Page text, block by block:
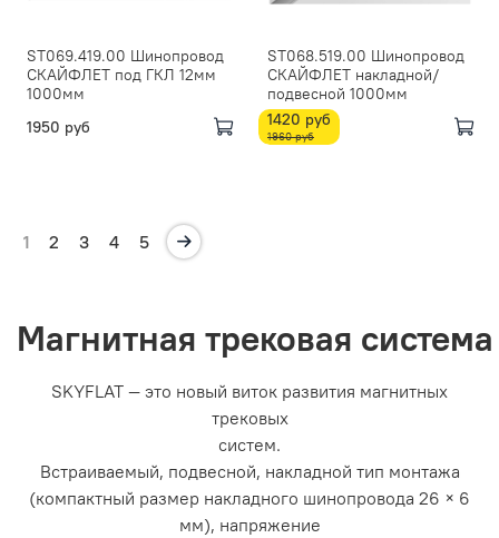
ST069.419.00 Шинопровод
СКАЙФЛЕТ под ГКЛ 12мм
1000мм
1950 руб
ST068.519.00 Шинопровод
СКАЙФЛЕТ накладной/
подвесной 1000мм
1420 руб
1960 руб
1 2 3 4 5
Магнитная трековая
SKYFLAT — это новый виток развития магнитных
трековых
систем.
Встраиваемый, подвесной, накладной тип монтажа
(компактный размер накладного шинопровода 26 × 6
мм), напряжение